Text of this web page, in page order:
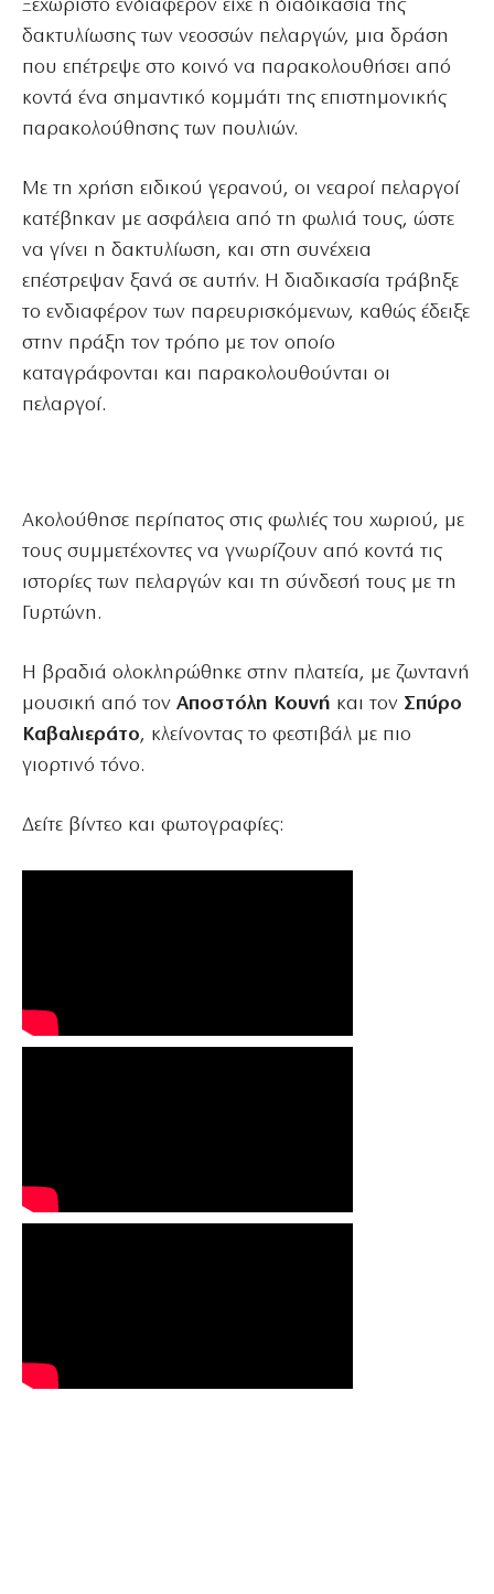
Ξεχωριστό ενδιαφέρον είχε η διαδικασία της
δακτυλίωσης των νεοσσών πελαργών, μια δράση
που επέτρεψε στο κοινό να παρακολουθήσει από
κοντά ένα σημαντικό κομμάτι της επιστημονικής
παρακολούθησης των πουλιών.
Με τη χρήση ειδικού γερανού, οι νεαροί πελαργοί
κατέβηκαν με ασφάλεια από τη φωλιά τους, ώστε
να γίνει η δακτυλίωση, και στη συνέχεια
επέστρεψαν ξανά σε αυτήν. Η διαδικασία τράβηξε
το ενδιαφέρον των παρευρισκόμενων, καθώς έδειξε
στην πράξη τον τρόπο με τον οποίο
καταγράφονται και παρακολουθούνται οι
πελαργοί.
Ακολούθησε περίπατος στις φωλιές του χωριού, με
τους συμμετέχοντες να γνωρίζουν από κοντά τις
ιστορίες των πελαργών και τη σύνδεσή τους με τη
Γυρτώνη.
Η βραδιά ολοκληρώθηκε στην πλατεία, με ζωντανή
μουσική από τον Αποστόλη Κουνή και τον Σπύρο
Καβαλιεράτο, κλείνοντας το φεστιβάλ με πιο
γιορτινό τόνο.
Δείτε βίντεο και φωτογραφίες: